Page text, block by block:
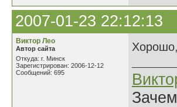
2007-01-23 22:12:13
Виктор Лео
Автор сайта
Откуда: г. Минск
Зарегистрирован: 2006-12-12
Сообщений: 695